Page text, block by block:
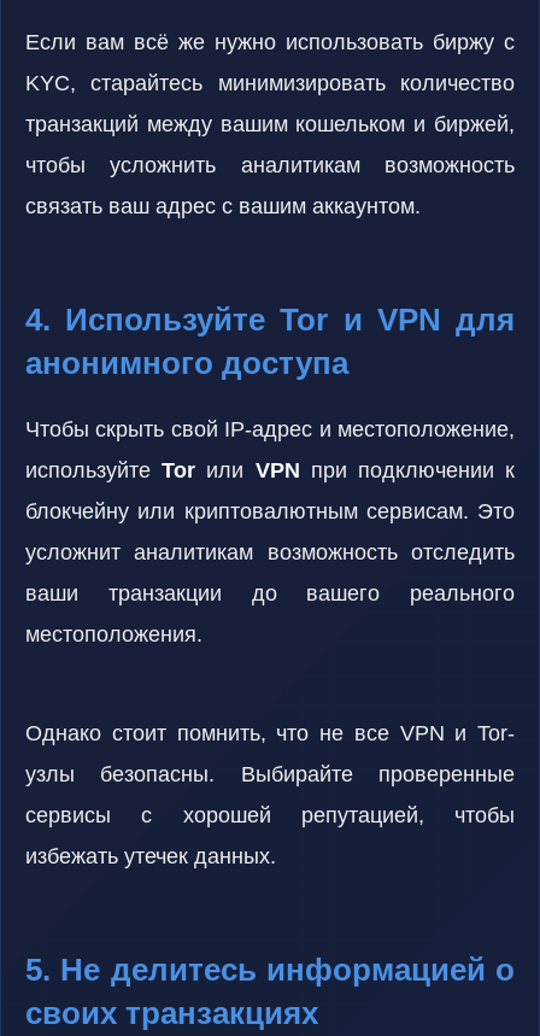
Если вам всё же нужно использовать биржу с
KYC, старайтесь минимизировать количество
транзакций между вашим кошельком и биржей,
чтобы усложнить аналитикам возможность
связать ваш адрес с вашим аккаунтом.
4. Используйте Tor и VPN для
анонимного доступа
Чтобы скрыть свой IP-адрес и местоположение,
используйтеTor или VPN при подключении к
блокчейну или криптовалютным сервисам. Это
усложнит аналитикам возможность отследить
ваши транзакции до вашего реального
местоположения.
Однако стоит помнить, что не все VPN и Tor-
узлы безопасны. Выбирайте проверенные
сервисы с хорошей репутацией, чтобы
избежать утечек данных.
5. Не делитесь информацией о
своих транзакциях